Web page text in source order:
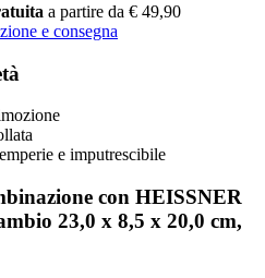
a partire da € 49,90
e consegna
e imputrescibile
con HEISSNER
23,0 x 8,5 x 20,0 cm,